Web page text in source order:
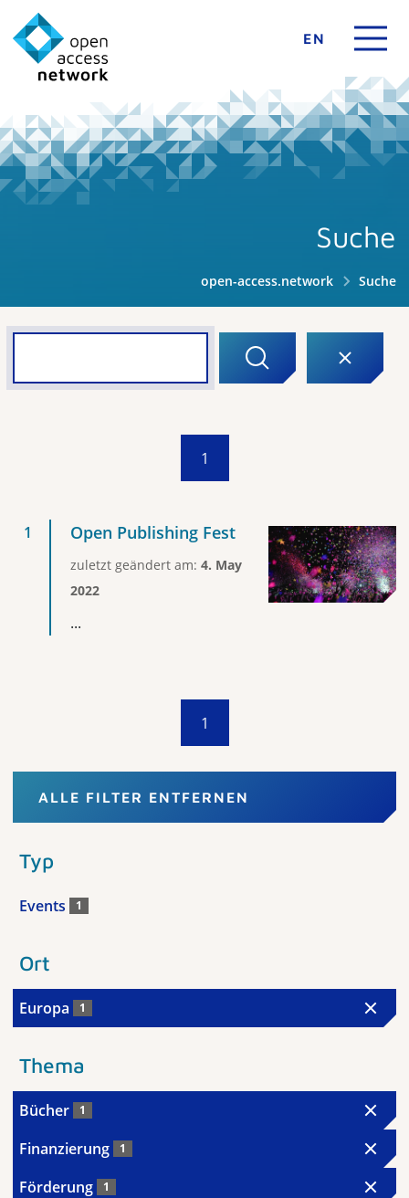
EN
Suche
open-access.network Suche
1
Open Publishing Fest
zuletzt geändert am: 4. May
2022
...
1
ALLE FILTER ENTFERNEN
Typ
Events 1
Ort
Europa 1
Thema
Bücher 1
Finanzierung 1
Förderung 1